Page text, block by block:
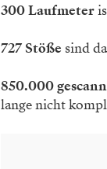
300 Laufmeter
727 Stöße sind
850.000
lange nicht